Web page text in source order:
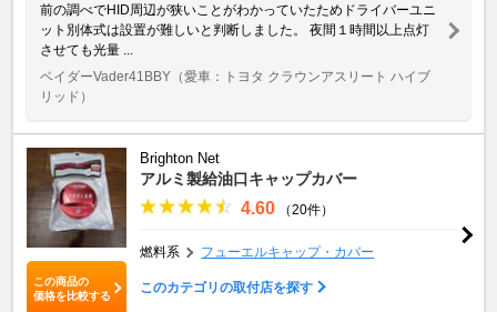
前の調べでHID周辺が狭いことがわかっていたためドライバーユニ
ット別体式は設置が難しいと判断しました。 夜間１時間以上点灯
させても光量 ...
ベイダーVader41BBY （愛車：トヨタ クラウンアスリート ハイブ
リッド）
この商品の
価格を比較する
Brighton Net
アルミ製給油口キャップカバー
4.60 （20件）
燃料系 フューエルキャップ・カバー
このカテゴリの取付店を探す